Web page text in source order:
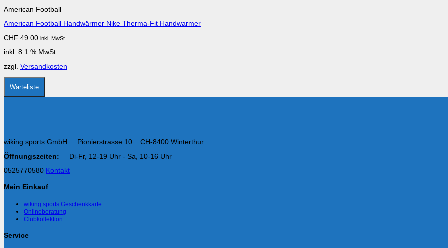
American Football
American Football Handwärmer Nike Therma-Fit Handwarmer
CHF 49.00 inkl. MwSt.
inkl. 8.1 % MwSt.
zzgl. Versandkosten
Warteliste
wiking sports GmbH Pionierstrasse 10 CH-8400 Winterthur
Öffnungszeiten:
Di-Fr, 12-19 Uhr - Sa, 10-16 Uhr
0525770580 Kontakt
Mein Einkauf
wiking sports Geschenkkarte
Onlineberatung
Clubkollektion
Service